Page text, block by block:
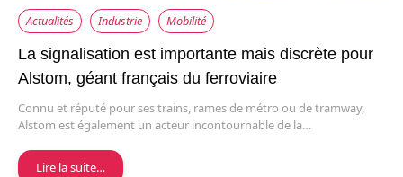
Actualités Industrie Mobilité
La signalisation est importante mais discrète pour
Alstom, géant français du ferroviaire
Connu et réputé pour ses trains, rames de métro ou de tramway,
Alstom est également un acteur incontournable de la…
Lire la suite…